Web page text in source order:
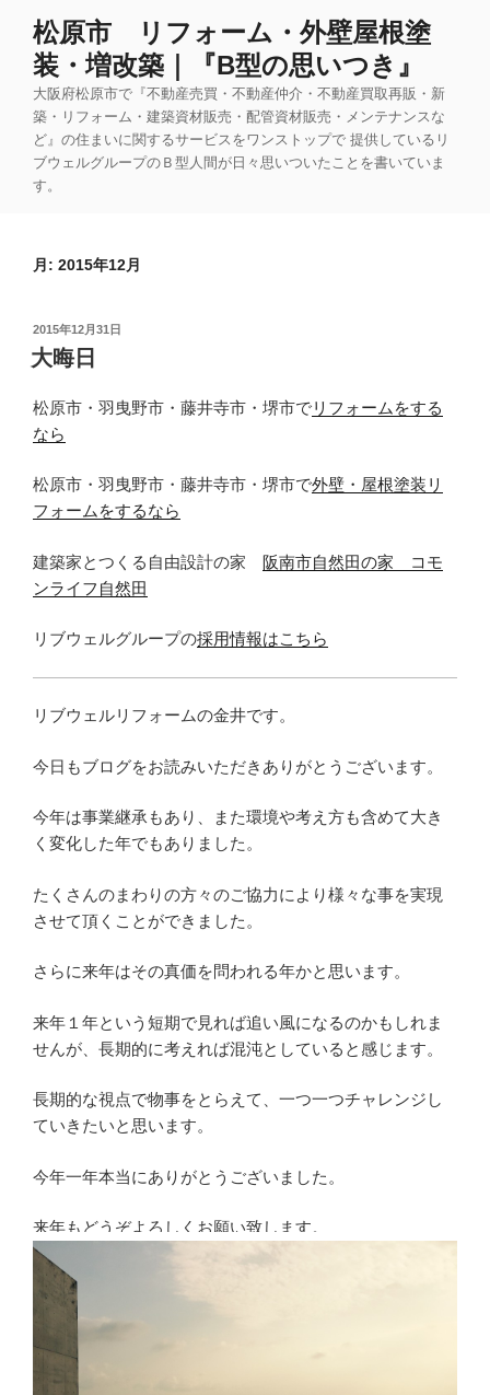
松原市 リフォーム・外壁屋根塗
装・増改築｜『B型の思いつき』
大阪府松原市で『不動産売買・不動産仲介・不動産買取再販・新
築・リフォーム・建築資材販売・配管資材販売・メンテナンスな
ど』の住まいに関するサービスをワンストップで 提供しているリ
ブウェルグループのＢ型人間が日々思いついたことを書いていま
す。
月: 2015年12月
投
稿
日:
2015年12月31日
大晦日
松原市・羽曳野市・藤井寺市・堺市でリフォームをする
なら
松原市・羽曳野市・藤井寺市・堺市で外壁・屋根塗装リ
フォームをするなら
建築家とつくる自由設計の家 阪南市自然田の家 コモ
ンライフ自然田
リブウェルグループの採用情報はこちら
リブウェルリフォームの金井です。
今日もブログをお読みいただきありがとうございます。
今年は事業継承もあり、また環境や考え方も含めて大き
く変化した年でもありました。
たくさんのまわりの方々のご協力により様々な事を実現
させて頂くことができました。
さらに来年はその真価を問われる年かと思います。
来年１年という短期で見れば追い風になるのかもしれま
せんが、長期的に考えれば混沌としていると感じます。
長期的な視点で物事をとらえて、一つ一つチャレンジし
ていきたいと思います。
今年一年本当にありがとうございました。
来年もどうぞよろしくお願い致します。